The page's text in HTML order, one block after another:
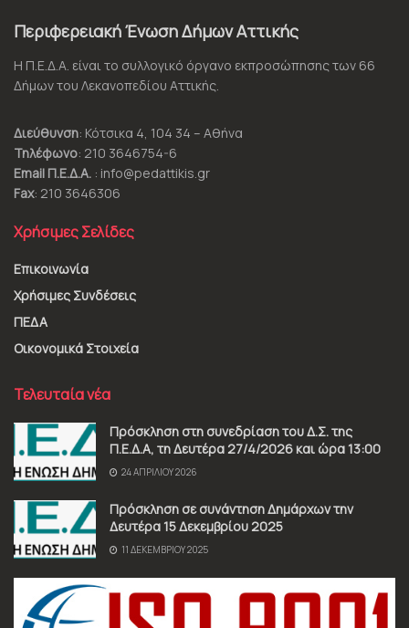
Περιφερειακή Ένωση Δήμων Αττικής
Η Π.Ε.Δ.Α. είναι το συλλογικό όργανο εκπροσώπησης των 66
Δήμων του Λεκανοπεδίου Αττικής.
Διεύθυνση: Κότσικα 4, 104 34 – Αθήνα
Τηλέφωνο: 210 3646754-6
Email Π.Ε.Δ.Α. : info@pedattikis.gr
Fax: 210 3646306
Χρήσιμες Σελίδες
Επικοινωνία
Χρήσιμες Συνδέσεις
ΠΕΔΑ
Οικονομικά Στοιχεία
Τελευταία νέα
Πρόσκληση στη συνεδρίαση του Δ.Σ. της
Π.Ε.Δ.Α, τη Δευτέρα 27/4/2026 και ώρα 13:00
24 ΑΠΡΙΛΊΟΥ 2026
Πρόσκληση σε συνάντηση Δημάρχων την
Δευτέρα 15 Δεκεμβρίου 2025
11 ΔΕΚΕΜΒΡΊΟΥ 2025